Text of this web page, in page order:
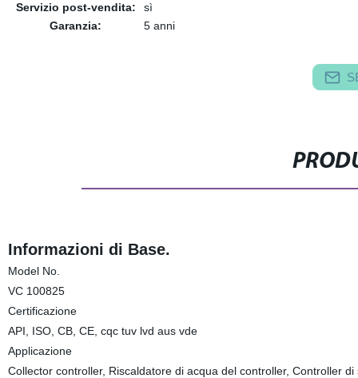
Servizio post-vendita:
sì
Garanzia:
5 anni
Informazioni di Base.
Model No.
VC 100825
Certificazione
API, ISO, CB, CE, cqc tuv lvd aus vde
Applicazione
Collector controller, Riscaldatore di acqua del controller, Controller